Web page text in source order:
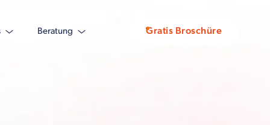
Beratung Gratis Broschüre